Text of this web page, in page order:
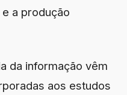
a produção
da informação vêm
aos estudos